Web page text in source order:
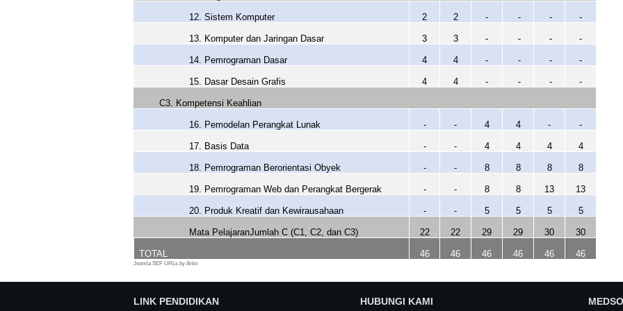
12. Sistem Komputer 2 2 - - - -
13. Komputer dan Jaringan Dasar 3 3 - - - -
14. Pemrograman Dasar 4 4 - - - -
15. Dasar Desain Grafis 4 4 - - - -
C3. Kompetensi Keahlian
16. Pemodelan Perangkat Lunak - - 4 4 - -
17. Basis Data - - 4 4 4 4
18. Pemrograman Berorientasi Obyek - - 8 8 8 8
19. Pemrograman Web dan Perangkat Bergerak - - 8 8 13 13
20. Produk Kreatif dan Kewirausahaan - - 5 5 5 5
Mata PelajaranJumlah C (C1, C2, dan C3) 22 22 29 29 30 30
TOTAL 46 46 46 46 46 46
Joomla SEF URLs by Artio
LINK PENDIDIKAN HUBUNGI KAMI